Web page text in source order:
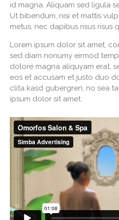
id magna. Aliquam sed ligula
Ut bibendum, nisi et mattis
metus, nec dapibus risus risus
Lorem ipsum dolor sit amet,
sed diam nonumy eirmod
dolore magna aliquyam erat,
eos et accusam et justo duo
clita kasd gubergren, no sea
ipsum dolor sit amet.